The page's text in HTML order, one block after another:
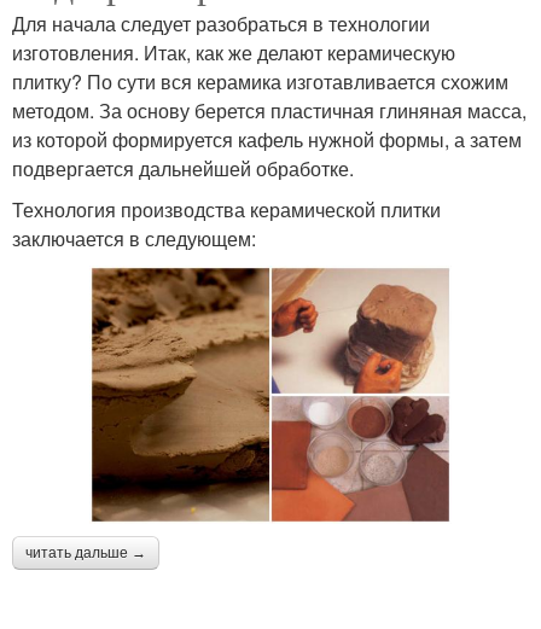
Для начала следует разобраться в технологии
изготовления. Итак, как же делают керамическую
плитку? По сути вся керамика изготавливается схожим
методом. За основу берется пластичная глиняная масса,
из которой формируется кафель нужной формы, а затем
подвергается дальнейшей обработке.
Технология производства керамической плитки
заключается в следующем:
читать дальше →